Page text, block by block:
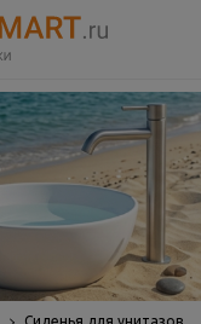
Сиденья для унитазов